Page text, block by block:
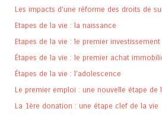
Les impacts d’une réforme des droits de
Etapes de la vie : la naissance
Etapes de la vie : le premier investissement
Étapes de la vie : le premier achat
Étapes de la vie : l’adolescence
Le premier emploi : une nouvelle étape de
La 1ère donation : une étape clef de la vie